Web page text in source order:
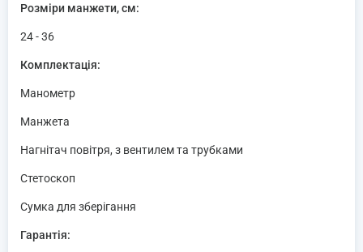
Розміри манжети, см:
24 - 36
Комплектація:
Манометр
Манжета
Нагнітач повітря, з вентилем та трубками
Стетоскоп
Сумка для зберігання
Гарантія: